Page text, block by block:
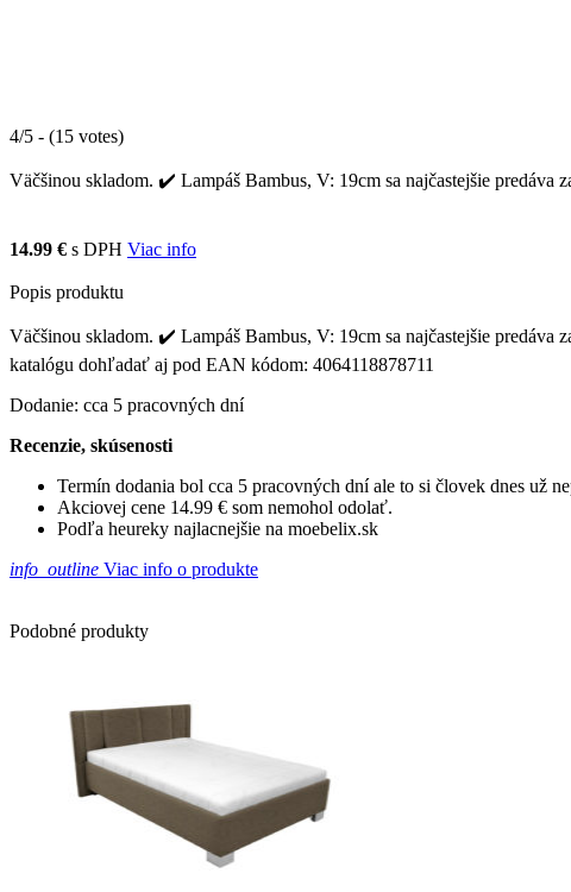
4/5 - (15 votes)
Väčšinou skladom. ✔️ Lampáš Bambus, V: 19cm sa najčastejšie predáva
14.99 € s DPH Viac info
Popis produktu
Väčšinou skladom. ✔️ Lampáš Bambus, V: 19cm sa najčastejšie predáva
katalógu dohľadať aj pod EAN kódom: 4064118878711
Dodanie: cca 5 pracovných dní
Recenzie, skúsenosti
Termín dodania bol cca 5 pracovných dní ale to si človek dnes už
Akciovej cene 14.99 € som nemohol odolať.
Podľa heureky najlacnejšie na moebelix.sk
info_outline Viac info o produkte
Podobné produkty